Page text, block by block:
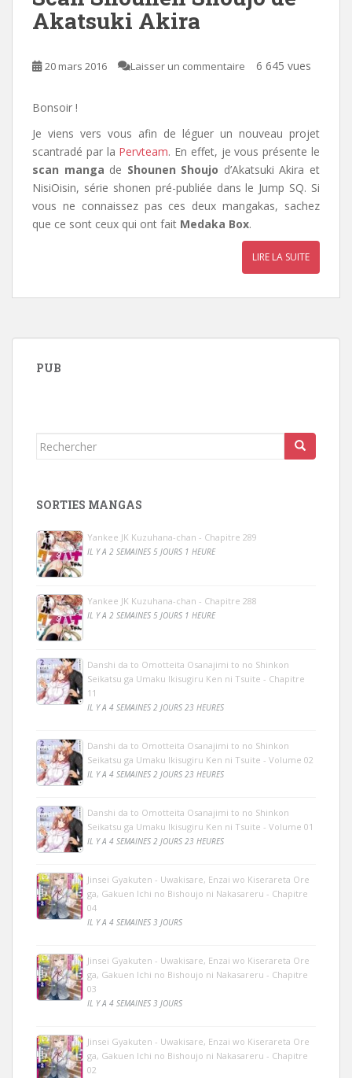
Akatsuki Akira
20 mars 2016 Laisser un commentaire 6 645 vues
Bonsoir !
Je viens vers vous afin de léguer un nouveau projet
scantradé par la Pervteam. En effet, je vous présente le
scan manga de Shounen Shoujo d’Akatsuki Akira et
NisiOisin, série shonen pré-publiée dans le Jump SQ. Si
vous ne connaissez pas ces deux mangakas, sachez
que ce sont ceux qui ont fait Medaka Box.
LIRE LA SUITE
PUB
Rechercher...
SORTIES MANGAS
Yankee JK Kuzuhana-chan - Chapitre 289
IL Y A 2 SEMAINES 5 JOURS 1 HEURE
Yankee JK Kuzuhana-chan - Chapitre 288
IL Y A 2 SEMAINES 5 JOURS 1 HEURE
Danshi da to Omotteita Osanajimi to no Shinkon
Seikatsu ga Umaku Ikisugiru Ken ni Tsuite - Chapitre
11
IL Y A 4 SEMAINES 2 JOURS 23 HEURES
Danshi da to Omotteita Osanajimi to no Shinkon
Seikatsu ga Umaku Ikisugiru Ken ni Tsuite - Volume 02
IL Y A 4 SEMAINES 2 JOURS 23 HEURES
Danshi da to Omotteita Osanajimi to no Shinkon
Seikatsu ga Umaku Ikisugiru Ken ni Tsuite - Volume 01
IL Y A 4 SEMAINES 2 JOURS 23 HEURES
Jinsei Gyakuten - Uwakisare, Enzai wo Kiserareta Ore
ga, Gakuen Ichi no Bishoujo ni Nakasareru - Chapitre
04
IL Y A 4 SEMAINES 3 JOURS
Jinsei Gyakuten - Uwakisare, Enzai wo Kiserareta Ore
ga, Gakuen Ichi no Bishoujo ni Nakasareru - Chapitre
03
IL Y A 4 SEMAINES 3 JOURS
Jinsei Gyakuten - Uwakisare, Enzai wo Kiserareta Ore
ga, Gakuen Ichi no Bishoujo ni Nakasareru - Chapitre
02